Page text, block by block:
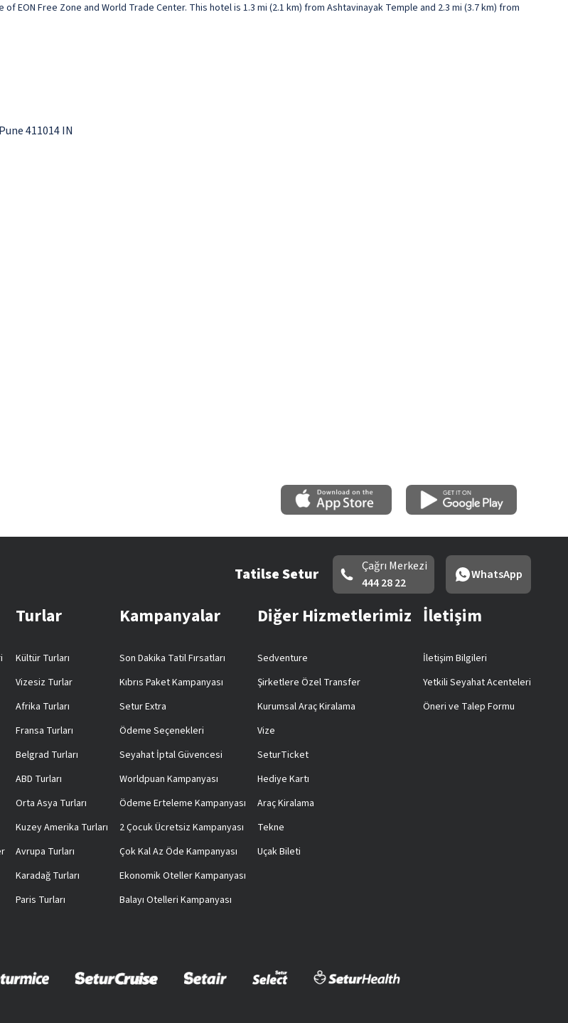
EON Free Zone and World Trade Center. This hotel is 1.3 mi (2.1 km) from Ashtavinayak Temple and 2.3 mi (3.7 km) from
411014 IN
Tatilse Setur
Çağrı Merkezi
444 28 22
WhatsApp
Turlar
Kültür Turları
Vizesiz Turlar
Afrika Turları
Fransa Turları
Belgrad Turları
ABD Turları
Orta Asya Turları
Kuzey Amerika Turları
Avrupa Turları
Karadağ Turları
Paris Turları
Kampanyalar
Son Dakika Tatil Fırsatları
Kıbrıs Paket Kampanyası
Setur Extra
Ödeme Seçenekleri
Seyahat İptal Güvencesi
Worldpuan Kampanyası
Ödeme Erteleme Kampanyası
2 Çocuk Ücretsiz Kampanyası
Çok Kal Az Öde Kampanyası
Ekonomik Oteller Kampanyası
Balayı Otelleri Kampanyası
Diğer Hizmetlerimiz
Sedventure
Şirketlere Özel Transfer
Kurumsal Araç Kiralama
Vize
SeturTicket
Hediye Kartı
Araç Kiralama
Tekne
Uçak Bileti
İletişim
İletişim Bilgileri
Yetkili Seyahat Acenteleri
Öneri ve Talep Formu